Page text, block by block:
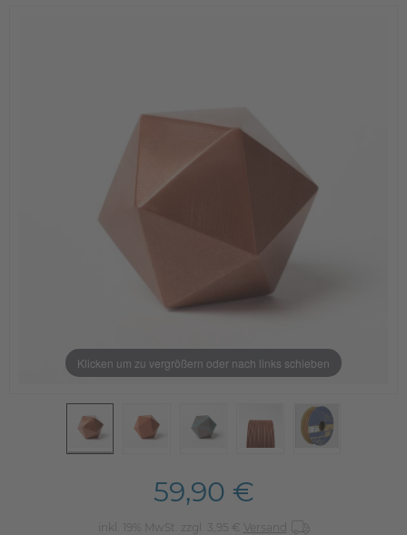
Klicken um zu vergrößern oder nach links schieben
59,90 €
inkl. 19% MwSt. zzgl. 3,95 €
Versand